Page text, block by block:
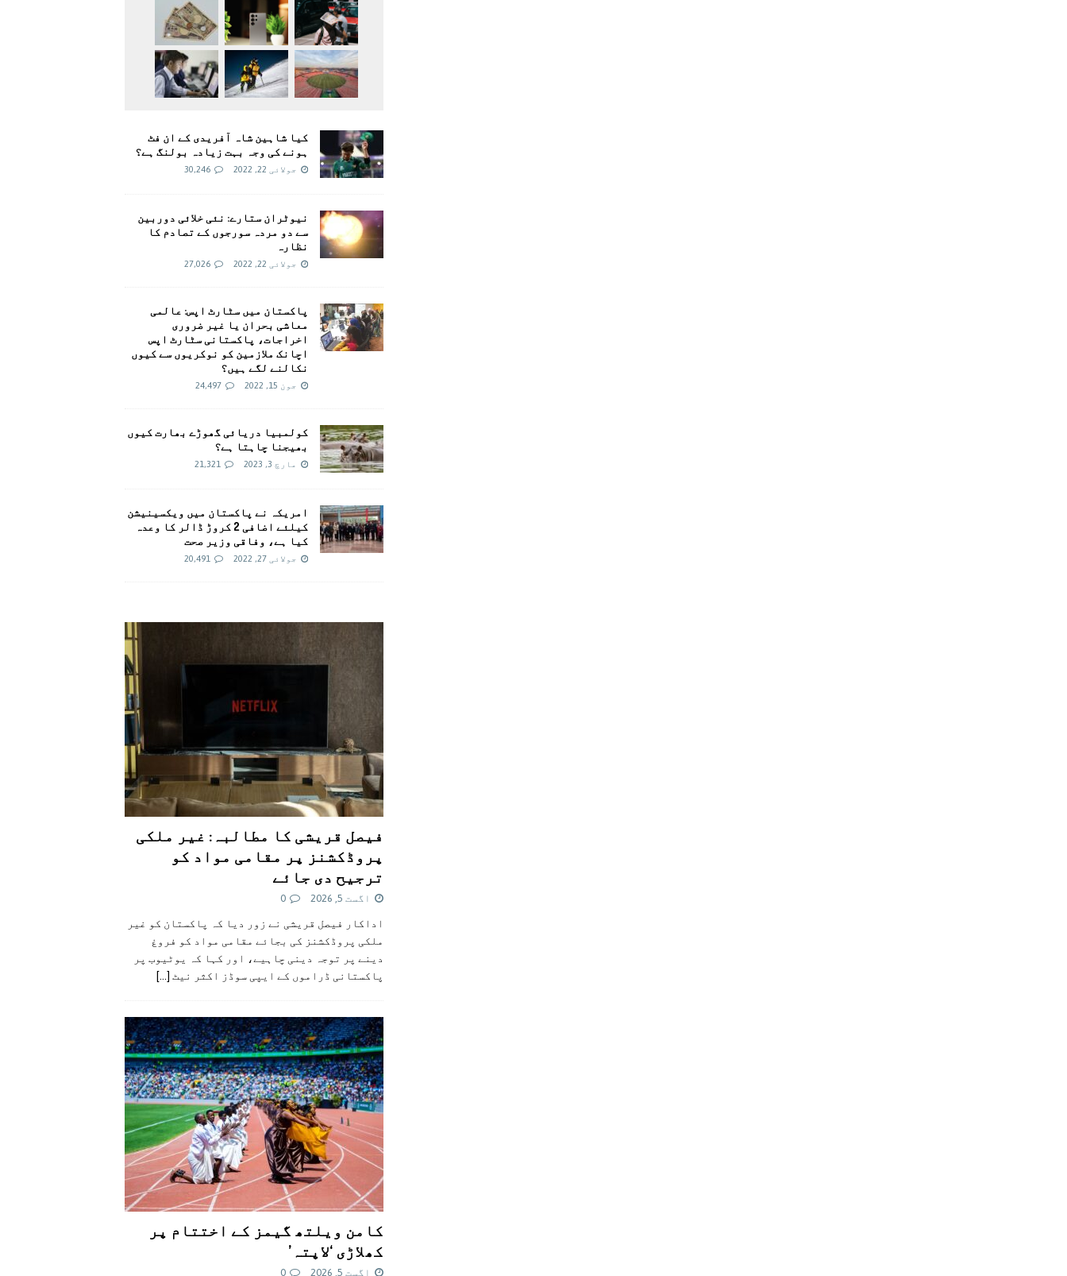
کیا شاہین شاہ آفریدی کے ان فٹ
ہونے کی وجہ بہت زیادہ بولنگ ہے؟
جولائی 22, 2022 30,246
نیوٹران ستارے: نئی خلائی دوربین
سے دو مردہ سورجوں کے تصادم کا
نظارہ
جولائی 22, 2022 27,026
پاکستان میں سٹارٹ اپس: عالمی
معاشی بحران یا غیر ضروری
اخراجات، پاکستانی سٹارٹ اپس
اچانک ملازمین کو نوکریوں سے کیوں
نکالنے لگے ہیں؟
جون 15, 2022 24,497
کولمبیا دریائی گھوڑے بھارت کیوں
بھیجنا چاہتا ہے؟
مارچ 3, 2023 21,321
امريکہ نے پاکستان میں ویکسینیشن
کیلئے اضافی 2 کروڑ ڈالر کا وعدہ
کیا ہے، وفاقی وزیر صحت
جولائی 27, 2022 20,491
فیصل قریشی کا مطالبہ: غیر ملکی
پروڈکشنز پر مقامی مواد کو
ترجیح دی جائے
اگست 5, 2026 0
اداکار فیصل قریشی نے زور دیا کہ پاکستان کو غیر
ملکی پروڈکشنز کی بجائے مقامی مواد کو فروغ
دینے پر توجہ دینی چاہیے، اور کہا کہ یوٹیوب پر
پاکستانی ڈراموں کے ایپی سوڈز اکثر نیٹ [...]
کامن ویلتھ گیمز کے اختتام پر
کھلاڑی ‘لاپتہ’
اگست 5, 2026 0